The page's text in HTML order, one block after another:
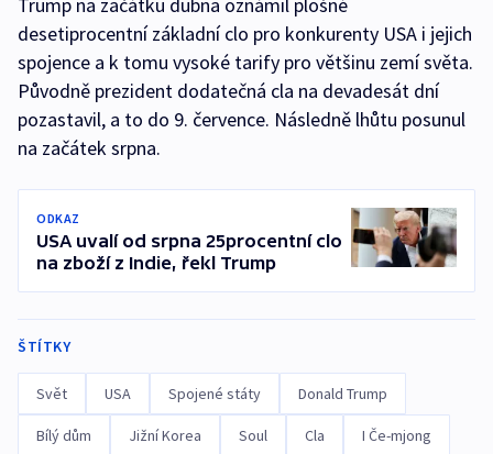
Trump na začátku dubna oznámil plošné
desetiprocentní základní clo pro konkurenty USA i jejich
spojence a k tomu vysoké tarify pro většinu zemí světa.
Původně prezident dodatečná cla na devadesát dní
pozastavil, a to do 9. července. Následně lhůtu posunul
na začátek srpna.
ODKAZ
USA uvalí od srpna 25procentní clo
na zboží z Indie, řekl Trump
ŠTÍTKY
Svět USA Spojené státy Donald Trump
Bílý dům Jižní Korea Soul Cla I Če-mjong